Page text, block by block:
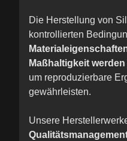
Die Herstellung von
kontrollierten
Maßhaltigkeit
um reproduzierbare
gewährleisten.
Unsere